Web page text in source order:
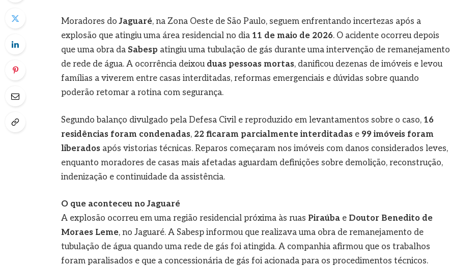
Moradores doJaguaré, na Zona Oeste de São Paulo, seguem enfrentando incertezas após a
explosão que atingiu uma área residencial no dia 11 de maio de 2026. O acidente ocorreu depois
que uma obra da Sabesp atingiu uma tubulação de gás durante uma intervenção de remanejamento
de rede de água. A ocorrência deixou duas pessoas mortas, danificou dezenas de imóveis e levou
famílias a viverem entre casas interditadas, reformas emergenciais e dúvidas sobre quando
poderão retomar a rotina com segurança.
Segundo balanço divulgado pela Defesa Civil e reproduzido em levantamentos sobre o caso, 16
residências foram condenadas, 22 ficaram parcialmente interditadase 99 imóveis foram
liberadosapós vistorias técnicas. Reparos começaram nos imóveis com danos considerados leves,
enquanto moradores de casas mais afetadas aguardam definições sobre demolição, reconstrução,
indenização e continuidade da assistência.
O que aconteceu no Jaguaré
A explosão ocorreu em uma região residencial próxima às ruas Piraúbae Doutor Benedito de
Moraes Leme, no Jaguaré. A Sabesp informou que realizava uma obra de remanejamento de
tubulação de água quando uma rede de gás foi atingida. A companhia afirmou que os trabalhos
foram paralisados e que a concessionária de gás foi acionada para os procedimentos técnicos.